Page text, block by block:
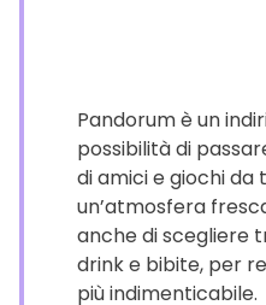
Pandorum è un
possibilità di
di amici e giochi da
un’atmosfera
anche di scegliere
drink e bibite, per
più indimenticabile.